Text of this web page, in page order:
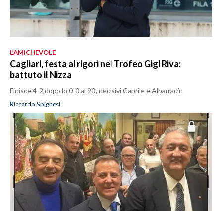
L’AMICHEVOLE
Cagliari, festa ai rigori nel Trofeo Gigi Riva:
battuto il Nizza
Finisce 4-2 dopo lo 0-0 al 90’, decisivi Caprile e Albarracín
Riccardo Spignesi